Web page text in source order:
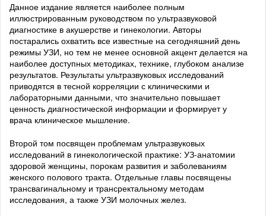
Данное издание является наиболее полным
иллюстрированным руководством по ультразвуковой
диагностике в акушерстве и гинекологии. Авторы
постарались охватить все известные на сегодняшний день
режимы УЗИ, но тем не менее основной акцент делается на
наиболее доступных методиках, технике, глубоком анализе
результатов. Результаты ультразвуковых исследований
приводятся в тесной корреляции с клиническими и
лабораторными данными, что значительно повышает
ценность диагностической информации и формирует у
врача клиническое мышление.
Второй том посвящен проблемам ультразвуковых
исследований в гинекологической практике: УЗ-анатомии
здоровой женщины, порокам развития и заболеваниям
женского полового тракта. Отдельные главы посвящены
трансвагинальному и трансректальному методам
исследования, а также УЗИ молочных желез.